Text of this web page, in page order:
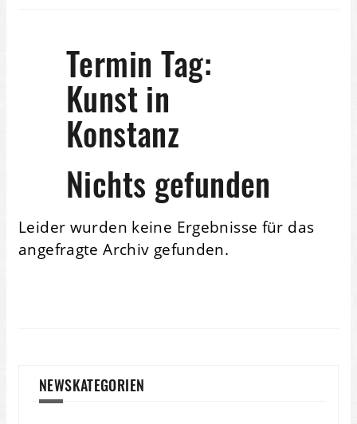
Termin Tag:
Kunst in
Konstanz
Nichts gefunden
Leider wurden keine Ergebnisse für das
angefragte Archiv gefunden.
NEWSKATEGORIEN